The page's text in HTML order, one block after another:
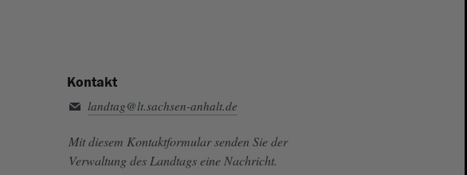
Kontakt
landtag@lt.sachsen-anhalt.de
Mit diesem Kontaktformular senden Sie der
Verwaltung des Landtags eine Nachricht.